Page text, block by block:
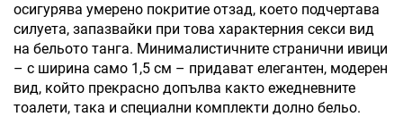
осигурява умерено покритие отзад, което подчертава
силуета, запазвайки при това характерния секси вид
на бельото танга. Минималистичните странични ивици
– с ширина само 1,5 см – придават елегантен, модерен
вид, който прекрасно допълва както ежедневните
тоалети, така и специални комплекти долно бельо.